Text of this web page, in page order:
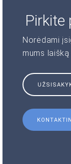
Pirkite
Norėdami
mums